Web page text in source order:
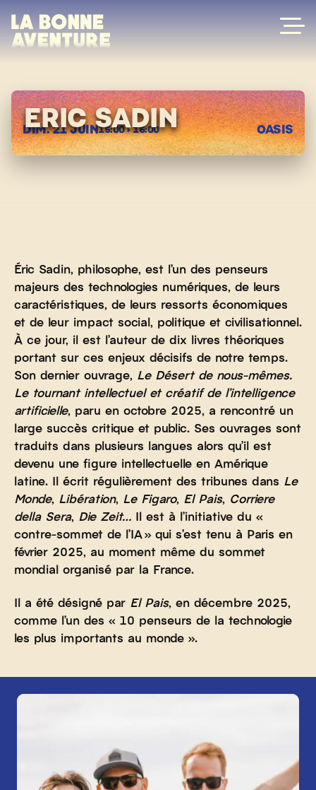
content
ERIC SADIN
DIM. 21 JUIN15:00 › 16:00 OASIS
Éric Sadin, philosophe, est l’un des penseurs
majeurs des technologies numériques, de leurs
caractéristiques, de leurs ressorts économiques
et de leur impact social, politique et civilisationnel.
À ce jour, il est l’auteur de dix livres théoriques
portant sur ces enjeux décisifs de notre temps.
Son dernier ouvrage, Le Désert de nous-mêmes.
Le tournant intellectuel et créatif de l’intelligence
artificielle, paru en octobre 2025, a rencontré un
large succès critique et public. Ses ouvrages sont
traduits dans plusieurs langues alors qu’il est
devenu une figure intellectuelle en Amérique
latine. Il écrit régulièrement des tribunes dans Le
Monde, Libération, Le Figaro, El Pais, Corriere
della Sera, Die Zeit… Il est à l’initiative du «
contre-sommet de l’IA » qui s’est tenu à Paris en
février 2025, au moment même du sommet
mondial organisé par la France.
Il a été désigné par El Pais, en décembre 2025,
comme l’un des « 10 penseurs de la technologie
les plus importants au monde ».